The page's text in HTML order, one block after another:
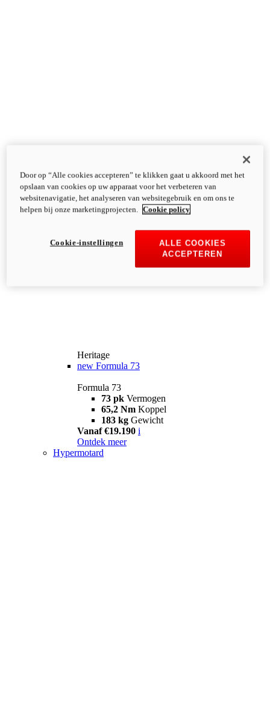
Heritage
new Formula 73
Formula 73
73 pk Vermogen
65,2 Nm Koppel
183 kg Gewicht
Vanaf €19.190 i
Ontdek meer
Hypermotard
Door op “Alle cookies accepteren” te klikken gaat u akkoord met het
opslaan van cookies op uw apparaat voor het verbeteren van
websitenavigatie, het analyseren van websitegebruik en om ons te
helpen bij onze marketingprojecten.
Cookie policy
ALLE COOKIES
ACCEPTEREN
Cookie-instellingen